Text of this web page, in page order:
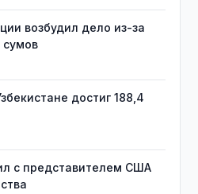
возбудил дело из-за
сумов
достиг 188,4
с представителем США